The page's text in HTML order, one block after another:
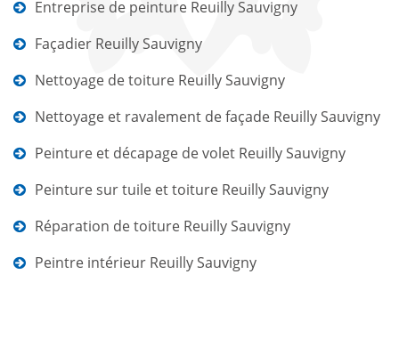
Entreprise de peinture Reuilly Sauvigny
Façadier Reuilly Sauvigny
Nettoyage de toiture Reuilly Sauvigny
Nettoyage et ravalement de façade Reuilly Sauvigny
Peinture et décapage de volet Reuilly Sauvigny
Peinture sur tuile et toiture Reuilly Sauvigny
Réparation de toiture Reuilly Sauvigny
Peintre intérieur Reuilly Sauvigny